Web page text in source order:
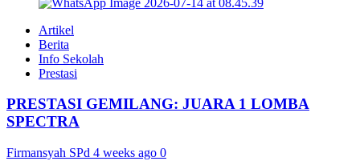
Artikel
Berita
Info Sekolah
Prestasi
PRESTASI GEMILANG: JUARA 1 LOMBA
SPECTRA
Firmansyah SPd 4 weeks ago 0